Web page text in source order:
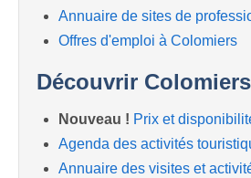
Annuaire de sites de
Offres d'emploi à Colomiers
Découvrir Colomiers
Nouveau ! Prix et
Agenda des activités
Annuaire des visites et